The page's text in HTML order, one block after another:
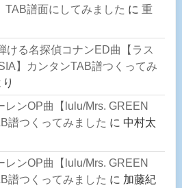
TAB譜面にしてみました に 重
ける名探偵コナンED曲【ラス
】カンタンTAB譜つくってみ
り
レンOP曲【lulu/Mrs. GREEN
譜つくってみました に 中村太
レンOP曲【lulu/Mrs. GREEN
譜つくってみました に 加藤紀